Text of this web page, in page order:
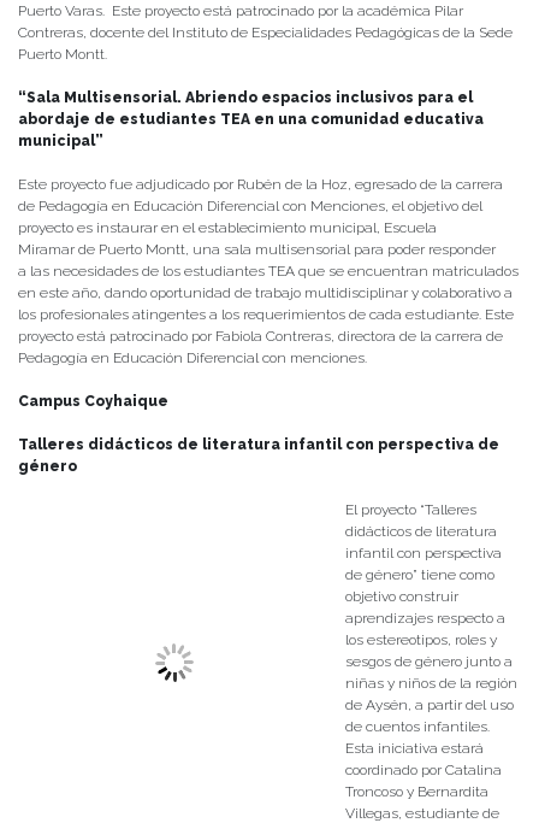
Puerto Varas. Este proyecto está patrocinado por la académica Pilar
Contreras, docente del Instituto de Especialidades Pedagógicas de la Sede
Puerto Montt.
“Sala Multisensorial. Abriendo espacios inclusivos para el
abordaje de estudiantes TEA en una comunidad educativa
municipal”
Este proyecto fue adjudicado por Rubén de la Hoz, egresado de la carrera
de Pedagogía en Educación Diferencial con Menciones, el objetivo del
proyecto es instaurar en el establecimiento municipal, Escuela
Miramar de Puerto Montt, una sala multisensorial para poder responder
a las necesidades de los estudiantes TEA que se encuentran matriculados
en este año, dando oportunidad de trabajo multidisciplinar y colaborativo a
los profesionales atingentes a los requerimientos de cada estudiante. Este
proyecto está patrocinado por Fabiola Contreras, directora de la carrera de
Pedagogía en Educación Diferencial con menciones.
Campus Coyhaique
Talleres didácticos de literatura infantil con perspectiva de
género
El proyecto “Talleres
didácticos de literatura
infantil con perspectiva
de género” tiene como
objetivo construir
aprendizajes respecto a
los estereotipos, roles y
sesgos de género junto a
niñas y niños de la región
de Aysén, a partir del uso
de cuentos infantiles.
Esta iniciativa estará
coordinado por Catalina
Troncoso y Bernardita
Villegas, estudiante de